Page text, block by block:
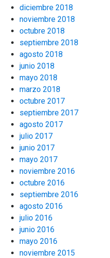
diciembre 2018
noviembre 2018
octubre 2018
septiembre 2018
agosto 2018
junio 2018
mayo 2018
marzo 2018
octubre 2017
septiembre 2017
agosto 2017
julio 2017
junio 2017
mayo 2017
noviembre 2016
octubre 2016
septiembre 2016
agosto 2016
julio 2016
junio 2016
mayo 2016
noviembre 2015